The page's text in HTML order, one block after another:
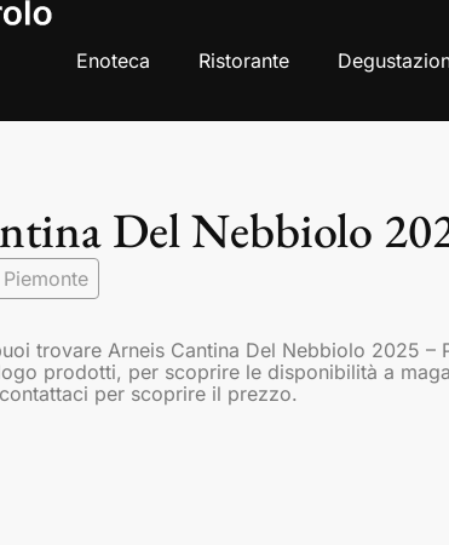
Enoteca Ristorante
Del Nebbiolo
Piemonte
trovare Arneis Cantina Del Nebbiolo 2025 –
prodotti, per scoprire le disponibilità a
per scoprire il prezzo.